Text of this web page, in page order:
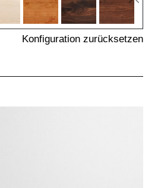
Konfiguration zurücksetzen